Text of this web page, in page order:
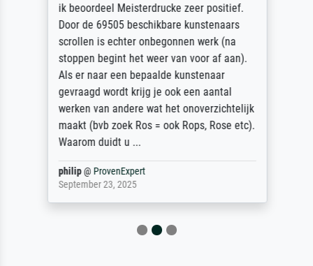
ik beoordeel Meisterdrucke zeer positief.
Door de 69505 beschikbare kunstenaars
scrollen is echter onbegonnen werk (na
stoppen begint het weer van voor af aan).
Als er naar een bepaalde kunstenaar
gevraagd wordt krijg je ook een aantal
werken van andere wat het onoverzichtelijk
maakt (bvb zoek Ros = ook Rops, Rose etc).
Waarom duidt u ...
philip@ ProvenExpert
September 23, 2025